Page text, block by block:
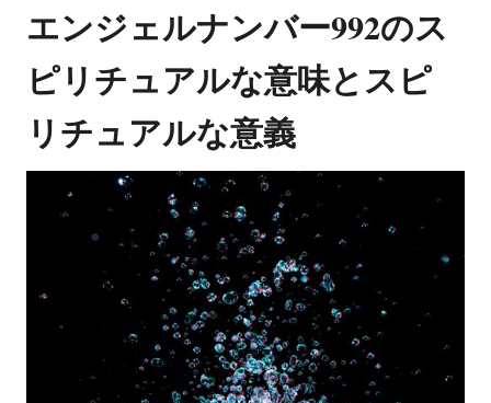
エンジェルナンバー992のス
ピリチュアルな意味とスピ
リチュアルな意義